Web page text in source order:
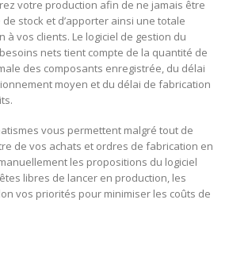
votre production afin de ne jamais être
stock et d’apporter ainsi une totale
à vos clients. Le logiciel de gestion du
nets tient compte de la quantité de
des composants enregistrée, du délai
moyen et du délai de fabrication
vous permettent malgré tout de
de vos achats et ordres de fabrication en
les propositions du logiciel
êtes libres de lancer en production, les
vos priorités pour minimiser les coûts de